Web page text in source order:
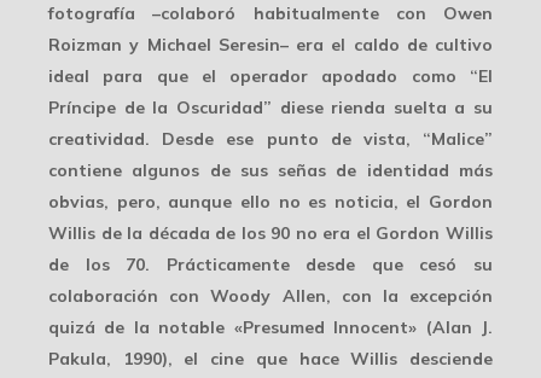
fotografía –colaboró habitualmente con Owen
Roizman y Michael Seresin– era el caldo de cultivo
ideal para que el operador apodado como “El
Príncipe de la Oscuridad” diese rienda suelta a su
creatividad. Desde ese punto de vista, “Malice”
contiene algunos de sus señas de identidad más
obvias, pero, aunque ello no es noticia, el Gordon
Willis de la década de los 90 no era el Gordon Willis
de los 70. Prácticamente desde que cesó su
colaboración con Woody Allen, con la excepción
quizá de la notable «Presumed Innocent» (Alan J.
Pakula, 1990), el cine que hace Willis desciende